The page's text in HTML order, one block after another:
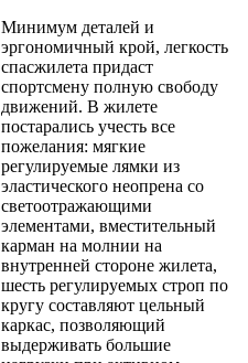
Минимум деталей и
эргономичный крой, легкость
спасжилета придаст
спортсмену полную свободу
движений. В жилете
постарались учесть все
пожелания: мягкие
регулируемые лямки из
эластического неопрена со
светоотражающими
элементами, вместительный
карман на молнии на
внутренней стороне жилета,
шесть регулируемых строп по
кругу составляют цельный
каркас, позволяющий
выдерживать большие